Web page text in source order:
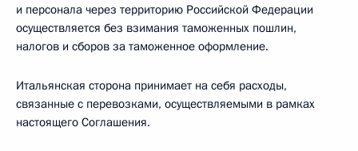
и персонала через территорию Российской Федерации
осуществляется без взимания таможенных пошлин,
налогов и сборов за таможенное оформление.
Итальянская сторона принимает на себя расходы,
связанные с перевозками, осуществляемыми в рамках
настоящего Соглашения.